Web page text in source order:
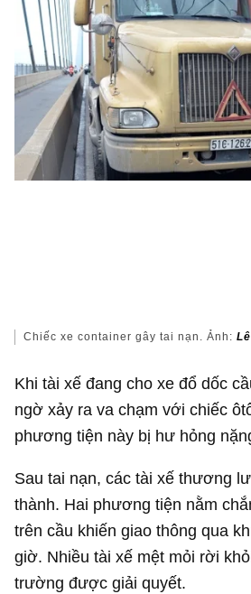
Chiếc xe container gây tai nạn. Ảnh:
Khi tài xế đang cho xe đổ dốc
ngờ xảy ra va chạm với chiếc
phương tiện này bị hư hỏng
Sau tai nạn, các tài xế thương
thành. Hai phương tiện nằm
trên cầu khiến giao thông qua
giờ. Nhiều tài xế mệt mỏi rời
trường được giải quyết.